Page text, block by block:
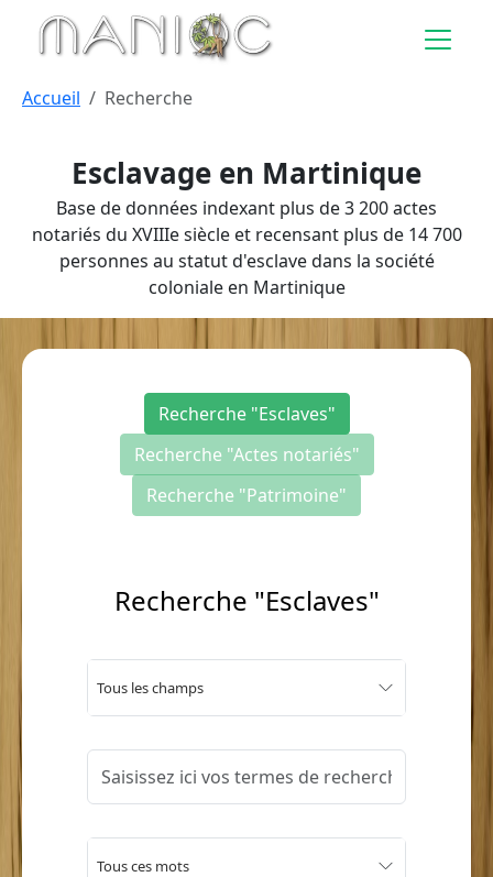
Aller au contenu principal
Esclavage en Martinique
Base de données indexant plus de 3 200 actes
notariés du XVIIIe siècle et recensant plus de 14 700
personnes au statut d'esclave dans la société
coloniale en Martinique
Accueil Recherche
Recherche "Esclaves"
Recherche "Actes notariés"
Recherche "Patrimoine"
Recherche "Esclaves"
Tous les champs
Tous ces mots